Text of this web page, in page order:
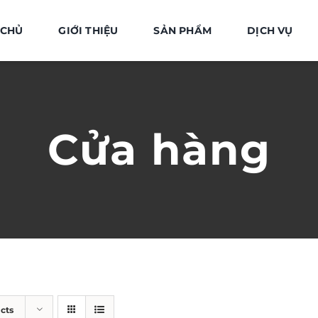
GIỚI THIỆU SẢN PHẨM DỊCH VỤ
Cửa hàng